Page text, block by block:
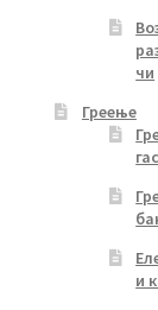
чи
Греење
и